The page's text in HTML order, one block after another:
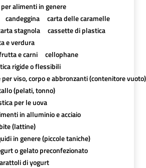
alimenti in genere
candeggina
carta delle caramelle
stagnola
cassette di plastica
e verdura
e carni
cellophane
rigide o flessibili
viso, corpo e abbronzanti (contenitore vuoto)
(pelati, tonno)
per le uova
in alluminio e acciaio
(lattine)
in genere (piccole taniche)
o gelato preconfezionato
di yogurt